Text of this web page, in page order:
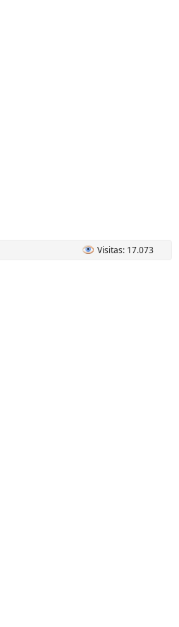
Visitas: 17.073